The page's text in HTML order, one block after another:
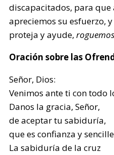
discapacitados, para que
apreciemos su esfuerzo,
proteja y ayude,
Oración sobre las
Señor, Dios:
Venimos ante ti con todo
Danos la gracia, Señor,
de aceptar tu sabiduría,
que es confianza y
La sabiduría de la cruz